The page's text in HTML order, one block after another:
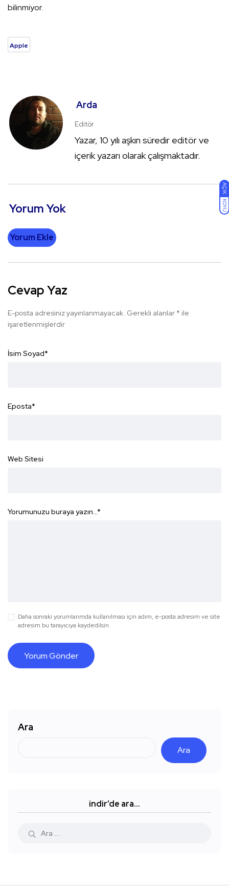
AÇIK
KOYU
bilinmiyor.
Apple
Arda
Editör
Yazar, 10 yılı aşkın süredir editör ve
içerik yazarı olarak çalışmaktadır.
Yorum Yok
Yorum Ekle
Cevap Yaz
E-posta adresiniz yayınlanmayacak. Gerekli alanlar * ile
işaretlenmişlerdir
İsim Soyad*
Eposta*
Web Sitesi
Yorumunuzu buraya yazın...*
Daha sonraki yorumlarımda kullanılması için adım, e-posta adresim ve site
adresim bu tarayıcıya kaydedilsin.
Ara
Ara
indir’de ara…